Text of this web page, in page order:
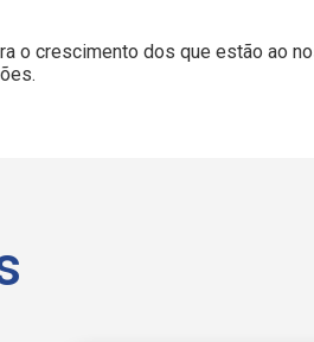
o crescimento dos que estão ao